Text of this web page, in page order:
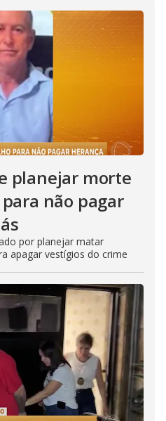
planejar morte
não pagar
por planejar matar
apagar vestígios do crime